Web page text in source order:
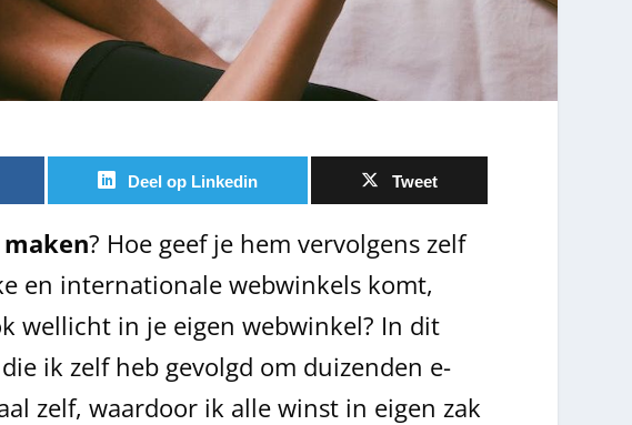
Deel op Linkedin Tweet
? Hoe geef je hem vervolgens zelf
en internationale webwinkels komt,
wellicht in je eigen webwinkel? In dit
die ik zelf heb gevolgd om duizenden e-
zelf, waardoor ik alle winst in eigen zak